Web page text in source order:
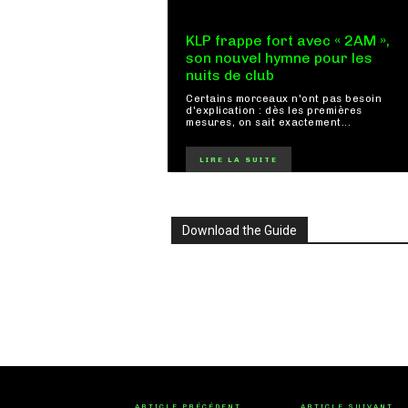
KLP frappe fort avec « 2AM »,
son nouvel hymne pour les
nuits de club
Certains morceaux n'ont pas besoin
d'explication : dès les premières
mesures, on sait exactement...
LIRE LA SUITE
Download the Guide